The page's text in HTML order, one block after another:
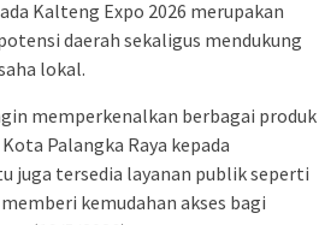
Kalteng Expo 2026 merupakan
daerah sekaligus mendukung
lokal.
memperkenalkan berbagai produk
Palangka Raya kepada
juga tersedia layanan publik seperti
kemudahan akses bagi